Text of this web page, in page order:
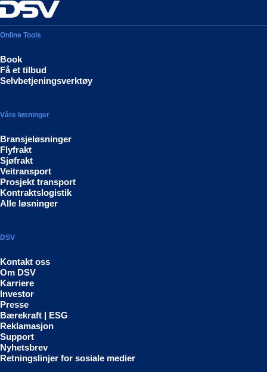
Online Tools
Book
Få et tilbud
Selvbetjeningsverktøy
Våre løsninger
Bransjeløsninger
Flyfrakt
Sjøfrakt
Veitransport
Prosjekt transport
Kontraktslogistik
Alle løsninger
DSV
Kontakt oss
Om DSV
Karriere
Investor
Presse
Bærekraft | ESG
Reklamasjon
Support
Nyhetsbrev
Retningslinjer for sosiale medier